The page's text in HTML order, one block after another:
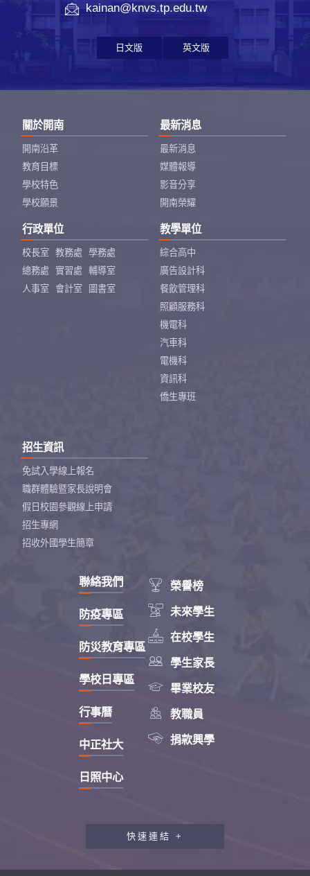
kainan@knvs.tp.edu.tw
日文版 英文版
關於開南
開南沿革
教育目標
學校特色
學校願景
最新消息
最新消息
媒體報導
影音分享
開南榮耀
行政單位
校長室 教務處
學務處
總務處
實習處
輔導室
人事室
會計室 圖書室
教學單位
綜合高中
廣告設計科
餐飲管理科
照顧服務科
機電科
汽車科
電機科
資訊科
僑生專班
招生資訊
免試入學線上報名
職群體驗暨家長說明會
假日校園參觀線上申請
招生專網
招收外國學生簡章
 榮譽榜
 未來學生
 在校學生
 學生家長
 畢業校友
 教職員
 捐款興學
聯絡我們
防疫專區
防災教育專區
學校日專區
行事曆
中正社大
日照中心
快速連結 +
教職員工研習專區